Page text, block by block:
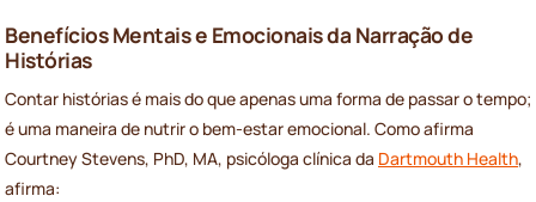
Benefícios Mentais e Emocionais da Narração de
Histórias
Contar histórias é mais do que apenas uma forma de passar o tempo;
é uma maneira de nutrir o bem-estar emocional. Como afirma
Courtney Stevens, PhD, MA, psicóloga clínica da Dartmouth Health,
afirma: